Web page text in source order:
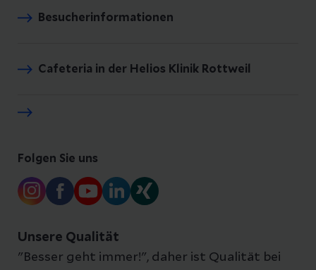
Besucherinformationen
Cafeteria in der Helios Klinik Rottweil
Folgen Sie uns
Unsere Qualität
"Besser geht immer!", daher ist Qualität bei